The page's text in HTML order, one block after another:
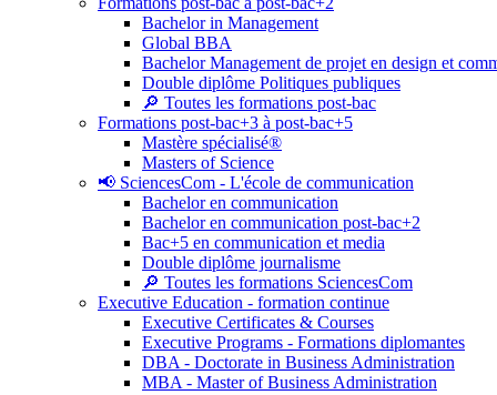
Bachelor in Management
Global BBA
Bachelor Management de projet en design et
Double diplôme Politiques publiques
🔎 Toutes les formations post-bac
Formations post-bac+3 à post-bac+5
Mastère spécialisé®
Masters of Science
📢 SciencesCom - L'école de communication
Bachelor en communication
Bachelor en communication post-bac+2
Bac+5 en communication et media
Double diplôme journalisme
🔎 Toutes les formations SciencesCom
Executive Education - formation continue
Executive Certificates & Courses
Executive Programs - Formations diplomantes
DBA - Doctorate in Business Administration
MBA - Master of Business Administration